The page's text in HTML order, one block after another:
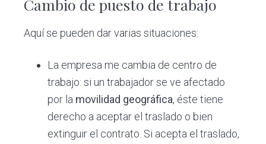
Cambio de puesto de trabajo
Aquí se pueden dar varias situaciones:
La empresa me cambia de centro de
trabajo: si un trabajador se ve afectado
por la movilidad geográfica, éste tiene
derecho a aceptar el traslado o bien
extinguir el contrato. Si acepta el traslado,